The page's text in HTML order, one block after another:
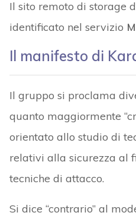
Il sito remoto di storage
identificato nel servizio
Il manifesto di
Il gruppo si proclama
quanto maggiormente
orientato allo studio di
relativi alla sicurezza al
tecniche di attacco.
Si dice “contrario” al